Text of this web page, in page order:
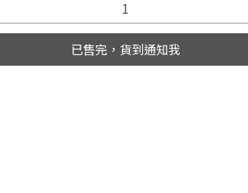
已售完，貨到通知我